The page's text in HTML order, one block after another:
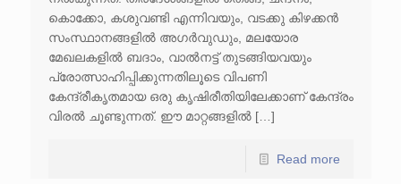
കൊക്കോ, കശുവണ്ടി എന്നിവയും, വടക്കു കിഴക്കൻ
സംസ്ഥാനങ്ങളിൽ അഗർവുഡും, മലയോര
മേഖലകളിൽ ബദാം, വാൽനട്ട് തുടങ്ങിയവയും
പ്രോത്സാഹിപ്പിക്കുന്നതിലൂടെ വിപണി
കേന്ദ്രീകൃതമായ ഒരു കൃഷിരീതിയിലേക്കാണ് കേന്ദ്രം
വിരൽ ചൂണ്ടുന്നത്. ഈ മാറ്റങ്ങളിൽ […]
Read more